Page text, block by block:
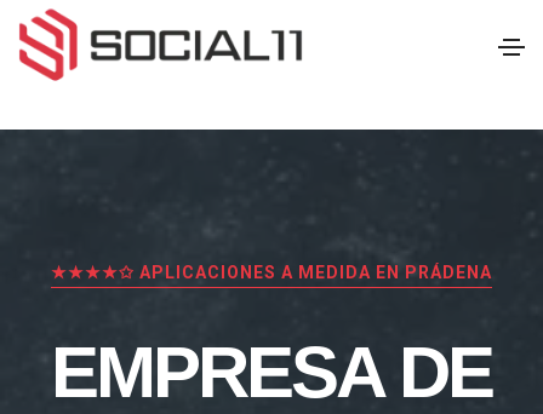
★★★★✩ APLICACIONES A MEDIDA EN PRÁDENA
EMPRESA DE